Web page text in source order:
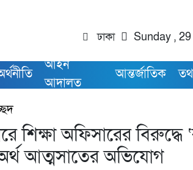
ঢাকা Sunday ,
আইন
আদালত
আন্তর্জাতিক
শিক্ষা অফিসারের বিরুদ্ধে
অর্থ আত্মসাতের অভিযোগ